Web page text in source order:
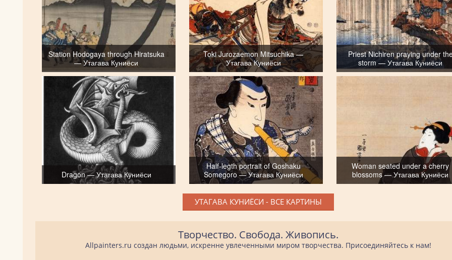
Station Hodogaya through Hiratsuka
— Утагава Куниёси
Toki Jurozaemon Mitsuchika —
Утагава Куниёси
Priest Nichiren praying under
storm — Утагава Куниёси
Dragon — Утагава Куниёси
Half-legth portrait of Goshaku
Somegoro — Утагава Куниёси
Woman seated under a cherry
blossoms — Утагава Куниёси
УТАГАВА КУНИЁСИ - ВСЕ КАРТИНЫ
Творчество. Свобода. Живопись.
Allpainters.ru создан людьми, искренне увлеченными миром творчества. Присоединяйтесь к нам!